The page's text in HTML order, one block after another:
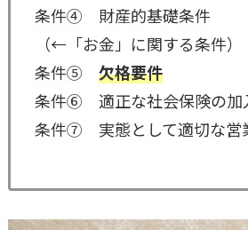
条件④ 財産的
（←「お金」に関する条件）
条件⑤ 欠格要件
条件⑥ 適正な社会保険の加
条件⑦ 実態として適切な営